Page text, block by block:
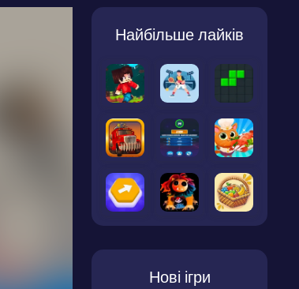
Найбільше лайків
Нові ігри